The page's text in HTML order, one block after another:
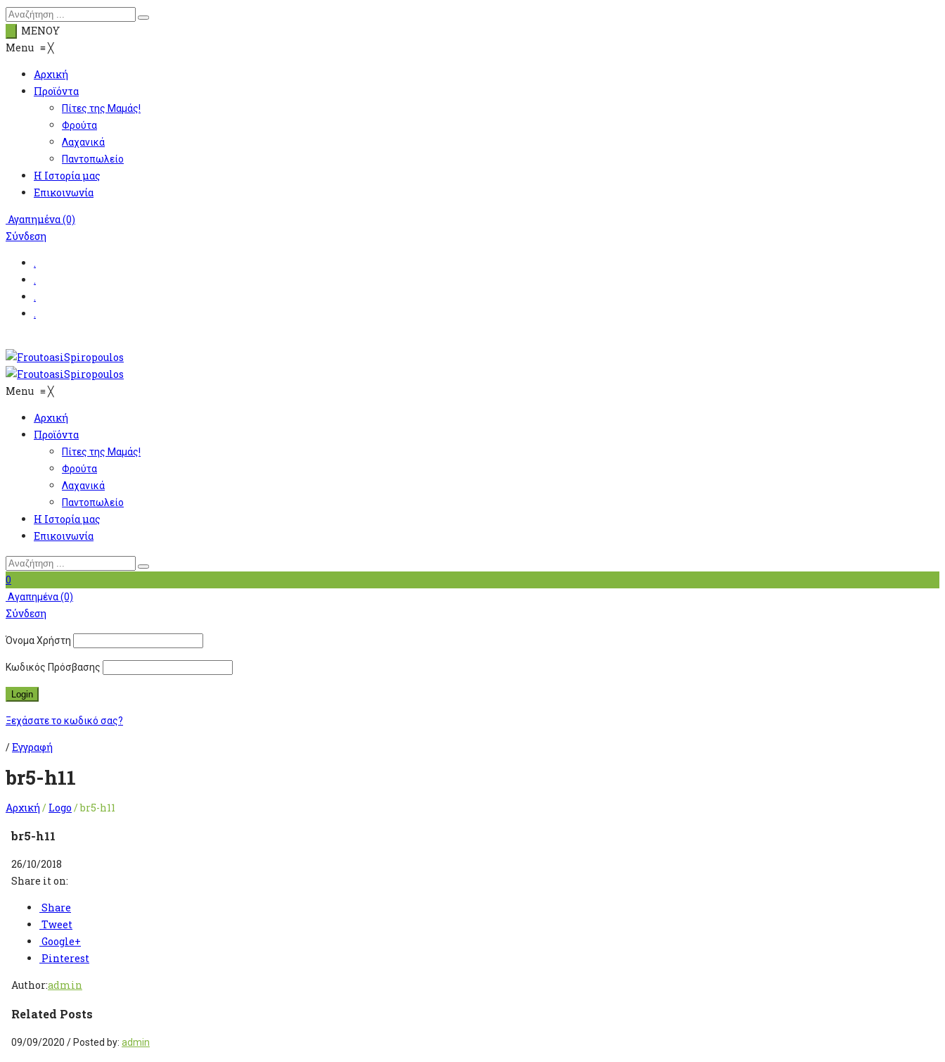
ΜΕΝΟΥ
Menu ≡╳
Αρχική
Προϊόντα
Πίτες της Μαμάς!
Φρούτα
Λαχανικά
Παντοπωλείο
Η Ιστορία μας
Επικοινωνία
Αγαπημένα(0)
Σύνδεση
.
.
.
.
Menu ≡╳
Αρχική
Προϊόντα
Πίτες της Μαμάς!
Φρούτα
Λαχανικά
Παντοπωλείο
Η Ιστορία μας
Επικοινωνία
0
Αγαπημένα(0)
Σύνδεση
Όνομα Χρήστη
Κωδικός Πρόσβασης
Ξεχάσατε το κωδικό σας?
/Εγγραφή
br5-h11
Αρχική / Logo / br5-h11
br5-h11
26/10/2018
Share it on:
Share
Tweet
Google+
Pinterest
Author:admin
Related Posts
09/09/2020 / Posted by: admin